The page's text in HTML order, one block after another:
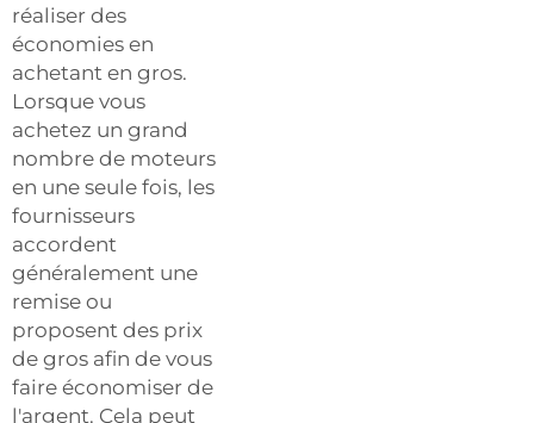
réaliser des
économies en
achetant en gros.
Lorsque vous
achetez un grand
nombre de moteurs
en une seule fois, les
fournisseurs
accordent
généralement une
remise ou
proposent des prix
de gros afin de vous
faire économiser de
l'argent. Cela peut